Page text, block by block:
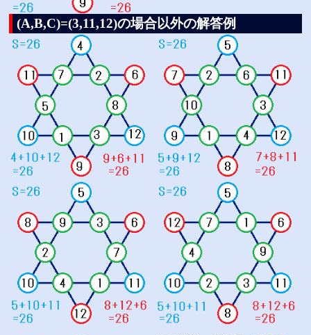
(A,B,C)=(3,11,12)の場合以外の解答例